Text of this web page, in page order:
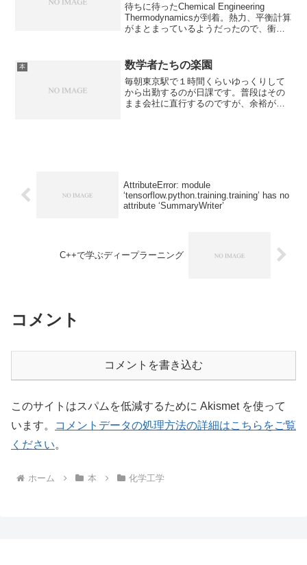
待ちに待ったChemical Engineering
Thermodynamicsが到着。熱力、平衡計算
がまとまっているようだったので、衝動
り充実した内容。一つ、この本...
本 数学者たちの楽園
毎朝東京駅で１時間くらいゆっくりして
から出勤するのが日課です。普段はその
まま会社に直行するのですが、余裕があ
AttributeError: module
‘tensorflow.python.training.training’ has no
attribute ‘SummaryWriter’
C++で学ぶディープラーニング
コメント
コメントを書き込む
このサイトはスパムを低減するために Akismet を使って
います。
コメントデータの処理方法の詳細はこちらをご覧
ください。
ホーム 本 化学工学